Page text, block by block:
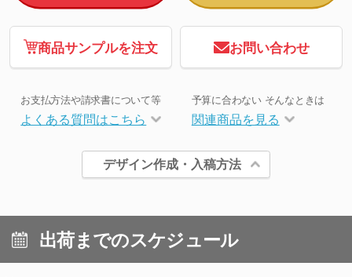
商品サンプルを注文 お問い合わせ
お支払方法や請求書について等
よくある質問はこちら
予算に合わない そんなときは
関連商品を見る
デザイン作成・入稿方法
出荷までのスケジュール